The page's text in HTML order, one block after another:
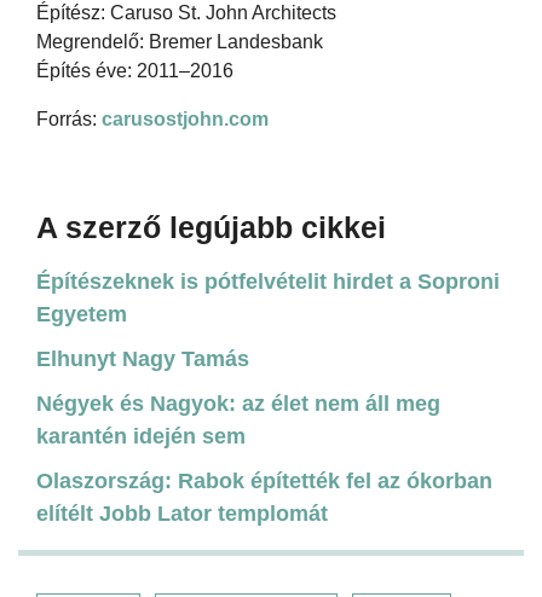
Építész: Caruso St. John Architects
Megrendelő: Bremer Landesbank
Építés éve: 2011–2016
Forrás: carusostjohn.com
A szerző legújabb cikkei
Építészeknek is pótfelvételit hirdet a Soproni
Egyetem
Elhunyt Nagy Tamás
Négyek és Nagyok: az élet nem áll meg
karantén idején sem
Olaszország: Rabok építették fel az ókorban
elítélt Jobb Lator templomát